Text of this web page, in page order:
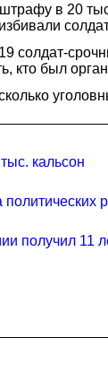
в 20
солдат-
был
кальсон
получил 11